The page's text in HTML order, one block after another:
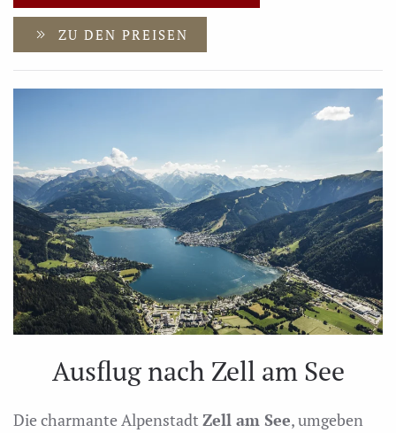
ZU DEN PREISEN
Ausflug nach Zell am See
Die charmante Alpenstadt Zell am See, umgeben